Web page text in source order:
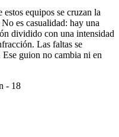
estos equipos se cruzan la
es casualidad: hay una
dividido con una intensidad
Las faltas se
guion no cambia ni en
- 18